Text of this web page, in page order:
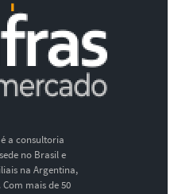
a consultoria
no Brasil e
na Argentina,
mais de 50